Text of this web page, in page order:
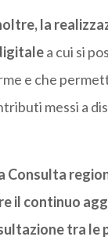
la
a cui si
e che
messi a
Consulta
il continuo
tra le